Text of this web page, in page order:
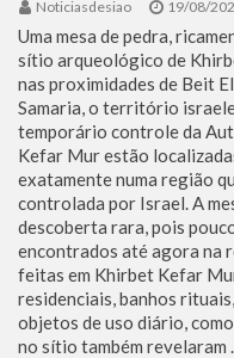
Noticiasdesiao 19/08/
Uma mesa de pedra,
sítio arqueológico de
nas proximidades de Beit
Samaria, o território
temporário controle da
Kefar Mur estão
exatamente numa região
controlada por Israel. A
descoberta rara, pois
encontrados até agora na
feitas em Khirbet Kefar
residenciais, banhos
objetos de uso diário,
no sítio também revelaram